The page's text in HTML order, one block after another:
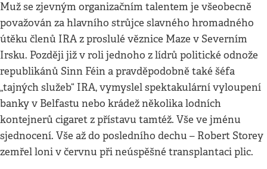
Muž se zjevným organizačním talentem je všeobecně
považován za hlavního strůjce slavného hromadného
útěku členů IRA z proslulé věznice Maze v Severním
Irsku. Později již v roli jednoho z lídrů politické odnože
republikánů Sinn Féin a pravděpodobně také šéfa
„tajných služeb“ IRA, vymyslel spektakulární vyloupení
banky v Belfastu nebo krádež několika lodních
kontejnerů cigaret z přístavu tamtéž. Vše ve jménu
sjednocení. Vše až do posledního dechu – Robert Storey
zemřel loni v červnu při neúspěšné transplantaci plic.